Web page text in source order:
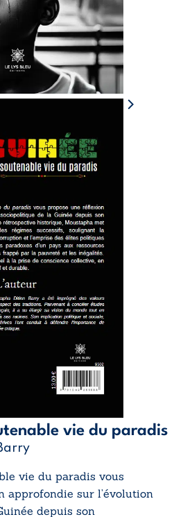
vie du paradis
vie du paradis vous
approfondie sur l’évolution
depuis son